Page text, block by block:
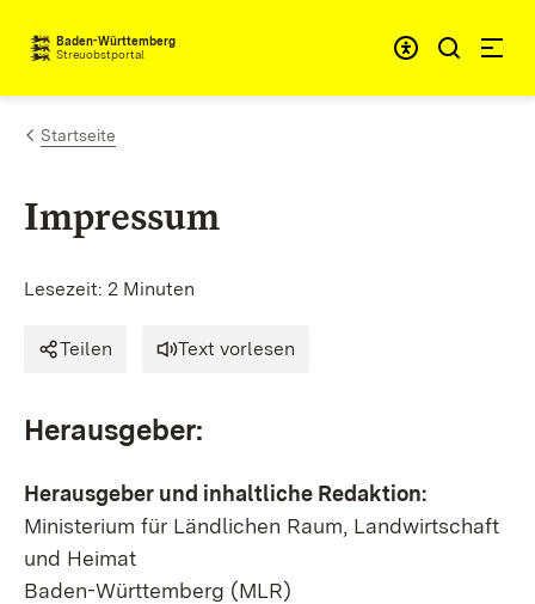
Zum Inhalt springen
Baden-Württemberg
Streuobstportal
Startseite
Impressum
Lesezeit: 2 Minuten
Teilen Text vorlesen
Herausgeber:
Herausgeber und inhaltliche Redaktion:
Ministerium für Ländlichen Raum, Landwirtschaft
und Heimat
Baden-Württemberg (MLR)